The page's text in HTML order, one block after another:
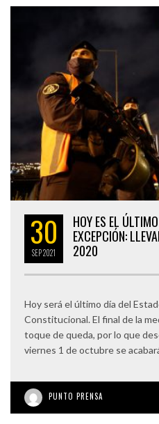
30
SEP2021
HOY ES EL
EXCEPCIÓN:
2020
Hoy será el último día del
Constitucional. El final de la
toque de queda, por lo que
viernes 1 de octubre se
PUNTO PRENSA